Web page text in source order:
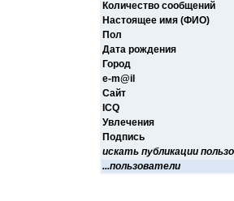
Количество сообщений
Настоящее имя (ФИО)
Пол
Дата рождения
Город
e-m@il
Cайт
ICQ
Увлечения
Подпись
искать публикации
...пользователи